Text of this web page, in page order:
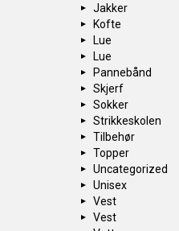
Jakker
Kofte
Lue
Lue
Pannebånd
Skjerf
Sokker
Strikkeskolen
Tilbehør
Topper
Uncategorized
Unisex
Vest
Vest